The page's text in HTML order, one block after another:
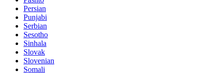
Persian
Punjabi
Serbian
Sesotho
Sinhala
Slovak
Slovenian
Somali